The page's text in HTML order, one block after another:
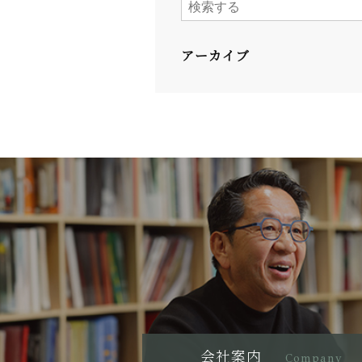
アーカイブ
会社案内 Company